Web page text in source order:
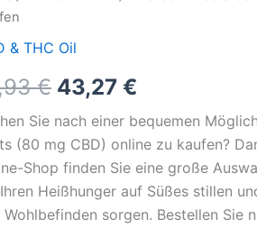
& THC Oil
€
price
51,93 €.
43,27 €
Sie nach einer bequemen
(80 mg CBD) online zu kaufen?
Shop finden Sie eine große
Heißhunger auf Süßes stillen
Wohlbefinden sorgen. Bestellen Sie